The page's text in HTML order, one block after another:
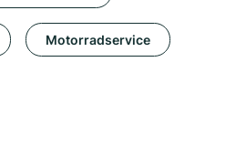
Motorradservice